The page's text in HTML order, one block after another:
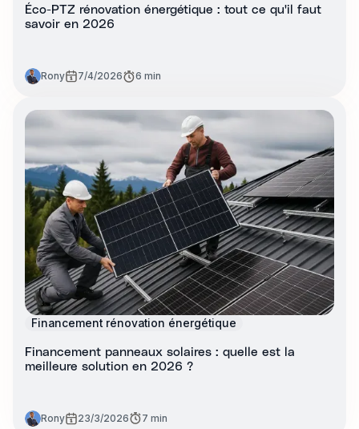
Éco-PTZ rénovation énergétique : tout ce qu'il faut
savoir en 2026
Rony 7/4/2026 6 min
Financement rénovation énergétique
Financement panneaux solaires : quelle est la
meilleure solution en 2026 ?
Rony 23/3/2026 7 min